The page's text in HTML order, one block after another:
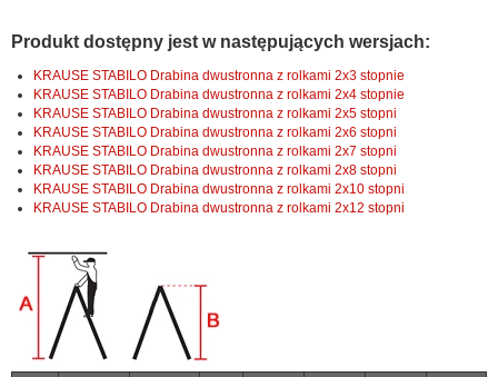
Produkt dostępny jest w następujących wersjach:
KRAUSE STABILO Drabina dwustronna z rolkami 2x3 stopnie
KRAUSE STABILO Drabina dwustronna z rolkami 2x4 stopnie
KRAUSE STABILO Drabina dwustronna z rolkami 2x5 stopni
KRAUSE STABILO Drabina dwustronna z rolkami 2x6 stopni
KRAUSE STABILO Drabina dwustronna z rolkami 2x7 stopni
KRAUSE STABILO Drabina dwustronna z rolkami 2x8 stopni
KRAUSE STABILO Drabina dwustronna z rolkami 2x10 stopni
KRAUSE STABILO Drabina dwustronna z rolkami 2x12 stopni